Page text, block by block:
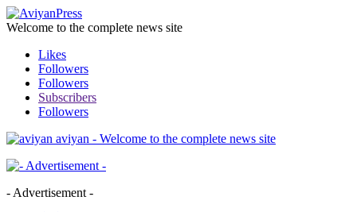
Welcome to the complete news site
Likes
Followers
Followers
Subscribers
Followers
aviyan - Welcome to the complete news site
- Advertisement -